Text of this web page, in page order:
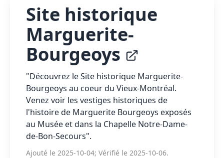
Site historique
Marguerite-
Bourgeoys
"Découvrez le Site historique Marguerite-
Bourgeoys au coeur du Vieux-Montréal.
Venez voir les vestiges historiques de
l'histoire de Marguerite Bourgeoys exposés
au Musée et dans la Chapelle Notre-Dame-
de-Bon-Secours".
Ajouté le 2025-10-04; Vérifié le 2025-10-06.